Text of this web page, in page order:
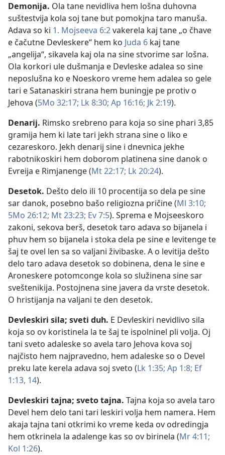
Demonija. Ola tane nevidliva hem lošna duhovna
suštestvija kola soj tane but pomokjna taro manuša.
Adava so ki 1. Mojseeva 6:2vakerela kaj tane „o čhave
e čačutne Devleskere“ hem ko Juda 6 kaj tane
„angelija“, sikavela kaj ola na sine stvorime sar lošna.
Ola korkori ule dušmanja e Devleske adalea so sine
neposlušna ko e Noeskoro vreme hem adalea so gele
tari e Satanaskiri strana hem buningje pe protiv o
Jehova (5Mo 32:17; Lk 8:30; Ap 16:16; Jk 2:19).
Denarij. Rimsko srebreno para koja so sine phari 3,85
gramija hem ki late tari jekh strana sine o liko e
cezareskoro. Jekh denarij sine i dnevnica jekhe
rabotnikoskiri hem doborom platinena sine danok o
Evreija e Rimjanenge (Mt 22:17; Lk 20:24).
Desetok. Dešto delo ili 10 procentija so dela pe sine
sar danok, posebno bašo religiozna pričine (Ml 3:10;
5Mo 26:12; Mt 23:23; Ev 7:5). Sprema e Mojseeskoro
zakoni, sekova berš, desetok taro adava so bijanela i
phuv hem so bijanela i stoka dela pe sine e levitenge te
šaj te ovel len sa so valjani živibaske. A o levitija dešto
delo taro adava desetok so dobinena, dena le sine e
Aroneskere potomconge kola so služinena sine sar
sveštenikija. Postojnena sine javera da vrste desetok.
O hristijanja na valjani te den desetok.
Devleskiri sila; sveti duh. E Devleskiri nevidlivo sila
koja so ov koristinela la te šaj te ispolninel pli volja. Oj
tani sveto adaleske so avela taro Jehova kova soj
najčisto hem najpravedno, hem adaleske so o Devel
preku late kerela adava soj sveto (Lk 1:35; Ap 1:8; Ef
1:13, 14).
Devleskiri tajna; sveto tajna. Tajna koja so avela taro
Devel hem delo tani tari leskiri volja hem namera. Hem
akaja tajna tani otkrimi ko vreme keda ov odredingja
hem otkrinela la adalenge kas so ov birinela (Mr 4:11;
Kol 1:26).